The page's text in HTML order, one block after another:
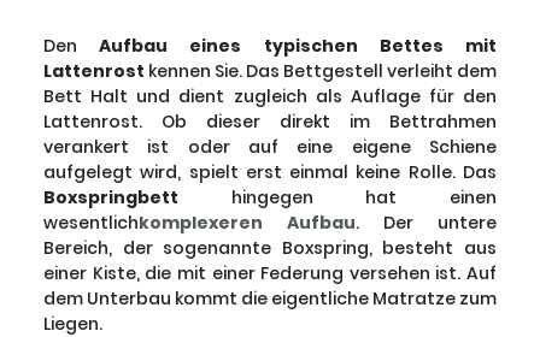
DenAufbau eines typischen Bettes mit
Lattenrost kennen Sie. Das Bettgestell verleiht dem
Bett Halt und dient zugleich als Auflage für den
Lattenrost. Ob dieser direkt im Bettrahmen
verankert ist oder auf eine eigene Schiene
aufgelegt wird, spielt erst einmal keine Rolle. Das
Boxspringbett hingegen hat einen
wesentlichkomplexeren Aufbau. Der untere
Bereich, der sogenannte Boxspring, besteht aus
einer Kiste, die mit einer Federung versehen ist. Auf
dem Unterbau kommt die eigentliche Matratze zum
Liegen.